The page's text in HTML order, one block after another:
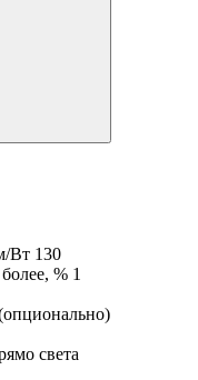
Вт 130
% 1
света